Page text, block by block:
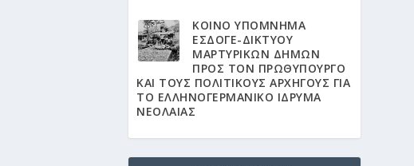
KΟΙΝΟ ΥΠΟΜΝΗΜΑ
ΕΣΔΟΓΕ-ΔΙΚΤΥΟΥ
ΜΑΡΤΥΡΙΚΩΝ ΔΗΜΩΝ
ΠΡΟΣ ΤΟΝ ΠΡΩΘΥΠΟΥΡΓΟ
ΚΑΙ ΤΟΥΣ ΠΟΛΙΤΙΚΟΥΣ ΑΡΧΗΓΟΥΣ ΓΙΑ
ΤΟ ΕΛΛΗΝΟΓΕΡΜΑΝΙΚΟ ΙΔΡΥΜΑ
ΝΕΟΛΑΙΑΣ